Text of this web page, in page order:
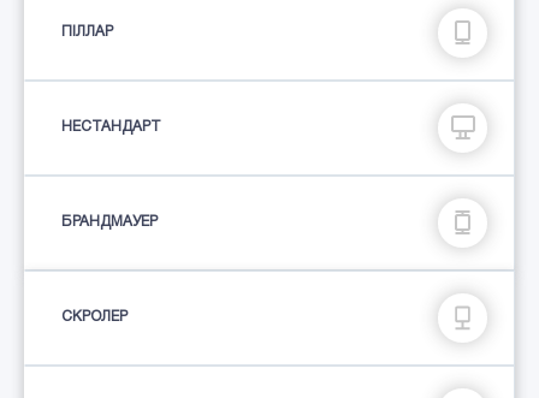
ПIЛЛАР
НЕСТАНДАРТ
БРАНДМАУЕР
СКРОЛЕР